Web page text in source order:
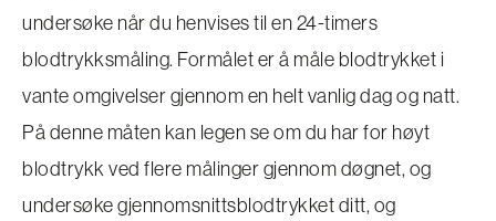
undersøke når du henvises til en 24-timers
blodtrykksmåling. Formålet er å måle blodtrykket i
vante omgivelser gjennom en helt vanlig dag og natt.
På denne måten kan legen se om du har for høyt
blodtrykk ved flere målinger gjennom døgnet, og
undersøke gjennomsnittsblodtrykket ditt, og